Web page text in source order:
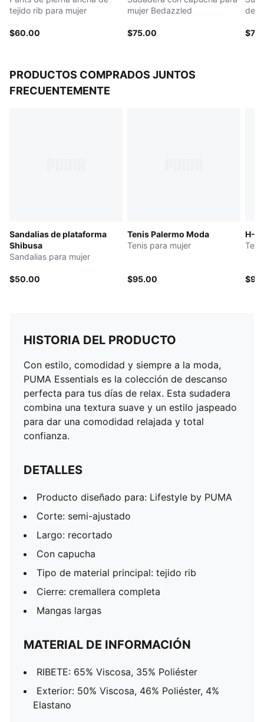
tejido rib para mujer
$60.00
mujer Bedazzled
$75.00
de
PRODUCTOS COMPRADOS JUNTOS
FRECUENTEMENTE
Sandalias de plataforma
Shibusa
Sandalias para mujer
$50.00
Tenis Palermo Moda
Tenis para mujer
$95.00
H-
HISTORIA DEL PRODUCTO
Con estilo, comodidad y siempre a la moda,
PUMA Essentials es la colección de descanso
perfecta para tus días de relax. Esta sudadera
combina una textura suave y un estilo jaspeado
para dar una comodidad relajada y total
confianza.
DETALLES
Producto diseñado para: Lifestyle by PUMA
Corte: semi-ajustado
Largo: recortado
Con capucha
Tipo de material principal: tejido rib
Cierre: cremallera completa
Mangas largas
MATERIAL DE INFORMACIÓN
RIBETE: 65% Viscosa, 35% Poliéster
Exterior: 50% Viscosa, 46% Poliéster, 4%
Elastano